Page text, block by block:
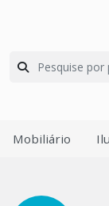
Mobiliário